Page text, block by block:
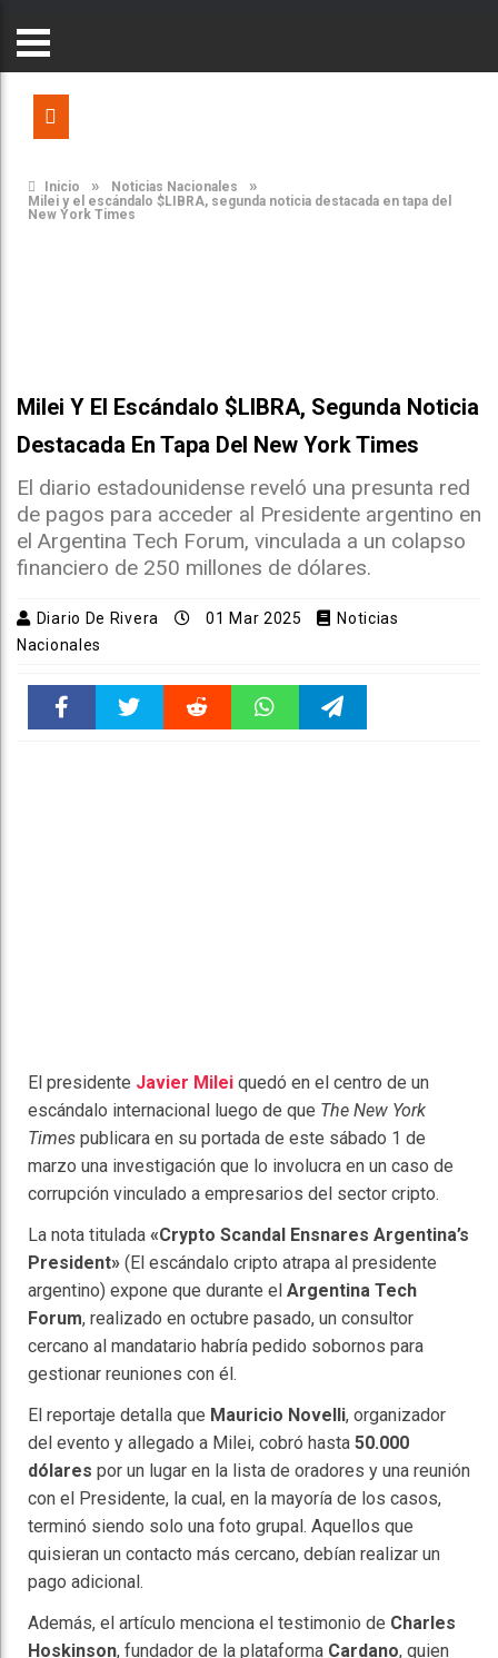
Inicio » Noticias Nacionales »
Milei y el escándalo $LIBRA, segunda noticia destacada en tapa del
New York Times
Milei Y El Escándalo $LIBRA, Segunda Noticia
Destacada En Tapa Del New York Times
El diario estadounidense reveló una presunta red
de pagos para acceder al Presidente argentino en
el Argentina Tech Forum, vinculada a un colapso
financiero de 250 millones de dólares.
Diario De Rivera 01 Mar 2025
Noticias
Nacionales
El presidente Javier Milei quedó en el centro de un
escándalo internacional luego de que The New York
Times publicara en su portada de este sábado 1 de
marzo una investigación que lo involucra en un caso de
corrupción vinculado a empresarios del sector cripto.
La nota titulada «Crypto Scandal Ensnares Argentina’s
President» (El escándalo cripto atrapa al presidente
argentino) expone que durante el Argentina Tech
Forum, realizado en octubre pasado, un consultor
cercano al mandatario habría pedido sobornos para
gestionar reuniones con él.
El reportaje detalla que Mauricio Novelli, organizador
del evento y allegado a Milei, cobró hasta 50.000
dólares por un lugar en la lista de oradores y una reunión
con el Presidente, la cual, en la mayoría de los casos,
terminó siendo solo una foto grupal. Aquellos que
quisieran un contacto más cercano, debían realizar un
pago adicional.
Además, el artículo menciona el testimonio de Charles
Hoskinson, fundador de la plataforma Cardano, quien